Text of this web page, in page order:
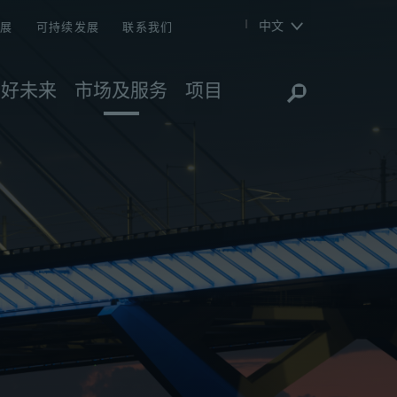
未来 市场及服务 项目
可持续发展 联系我们 中文